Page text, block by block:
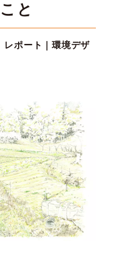
と
レポート｜環境デザ